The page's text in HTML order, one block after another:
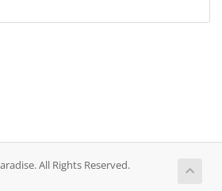
All Rights Reserved.